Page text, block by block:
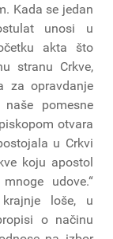
Kada se jedan
unosi u
akta što
stranu Crkve,
za opravdanje
pomesne
otvara
u Crkvi
koju apostol
udove.“
loše, u
o načinu